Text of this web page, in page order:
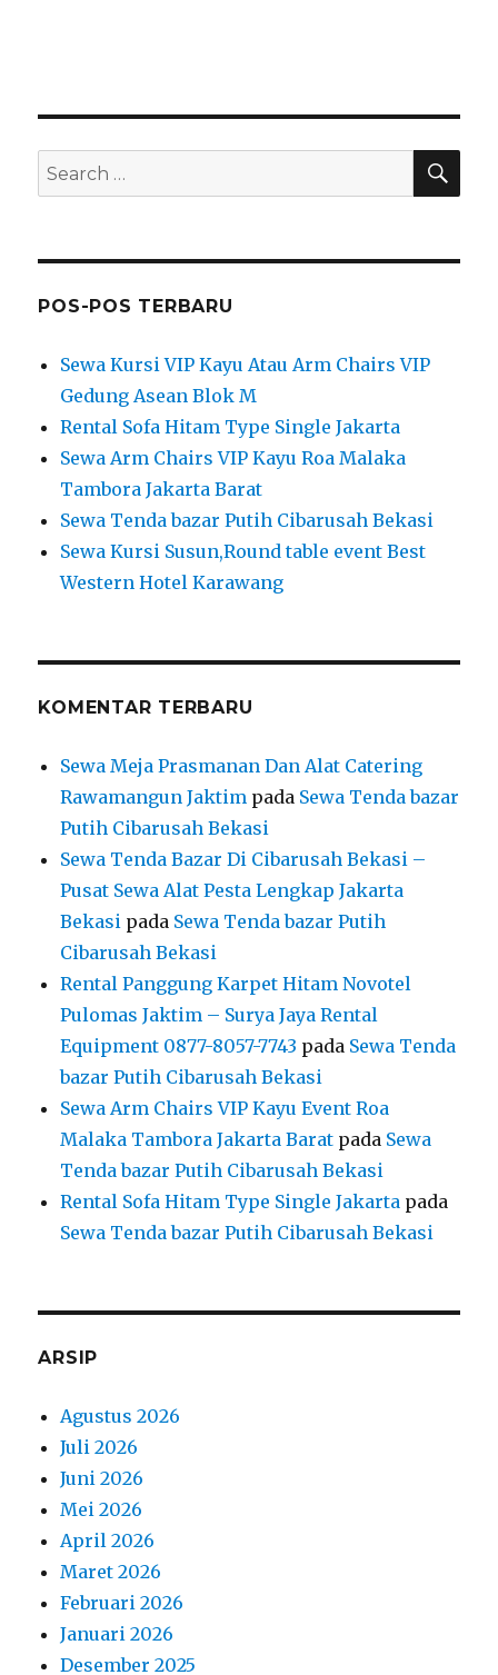
Search
for:
POS-POS TERBARU
Sewa Kursi VIP Kayu Atau Arm Chairs VIP
Gedung Asean Blok M
Rental Sofa Hitam Type Single Jakarta
Sewa Arm Chairs VIP Kayu Roa Malaka
Tambora Jakarta Barat
Sewa Tenda bazar Putih Cibarusah Bekasi
Sewa Kursi Susun,Round table event Best
Western Hotel Karawang
KOMENTAR TERBARU
Sewa Meja Prasmanan Dan Alat Catering
Rawamangun Jaktim pada Sewa Tenda bazar
Putih Cibarusah Bekasi
Sewa Tenda Bazar Di Cibarusah Bekasi –
Pusat Sewa Alat Pesta Lengkap Jakarta
Bekasi pada Sewa Tenda bazar Putih
Cibarusah Bekasi
Rental Panggung Karpet Hitam Novotel
Pulomas Jaktim – Surya Jaya Rental
Equipment 0877-8057-7743 pada Sewa Tenda
bazar Putih Cibarusah Bekasi
Sewa Arm Chairs VIP Kayu Event Roa
Malaka Tambora Jakarta Barat pada Sewa
Tenda bazar Putih Cibarusah Bekasi
Rental Sofa Hitam Type Single Jakarta pada
Sewa Tenda bazar Putih Cibarusah Bekasi
ARSIP
Agustus 2026
Juli 2026
Juni 2026
Mei 2026
April 2026
Maret 2026
Februari 2026
Januari 2026
Desember 2025